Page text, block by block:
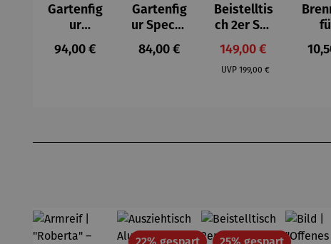
Gartenfig
ur
Buntspec
ht Vogel -
Regulärer Preis:
94,00 €
Gartenfig
ur Specht
- Wilson
Bhire
Regulärer Preis:
84,00 €
Beistelltis
ch 2er Set
– Dalias
Verkaufspreis:
149,00 €
UVP Regulärer Preis:
199,00 €
22% gespartRabatt25% gespartRabatt